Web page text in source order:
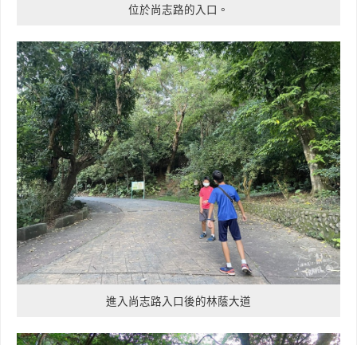
位於尚志路的入口。
進入尚志路入口後的林蔭大道